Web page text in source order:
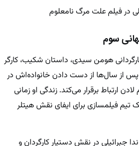
در فیلم علت مرگ نامعلوم
سوم
هومن سیدی، داستان شکیب، کارگر
پس از سال‌ها از دست دادن خانواده‌اش در
لادن ارتباط برقرار می‌کند. زندگی او زمانی
فیلمسازی برای ایفای نقش هیتلر
جبرائیلی در نقش دستیار کارگردان و